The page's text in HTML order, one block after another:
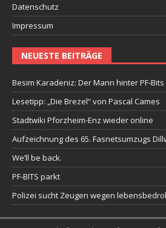
Datenschutz
Impressum
NEUESTE BEITRÄGE
Besim Karadeniz: Der Mann hinter PF-
Lesetipp: „Die Brezel“ von Pascal Cames
Stadtwiki Pforzheim-Enz wieder online
Aufzeichnung des 65. Fasnetsumzugs
We’ll be back.
PF-BITS parkt
Polizei sucht Zeugen wegen